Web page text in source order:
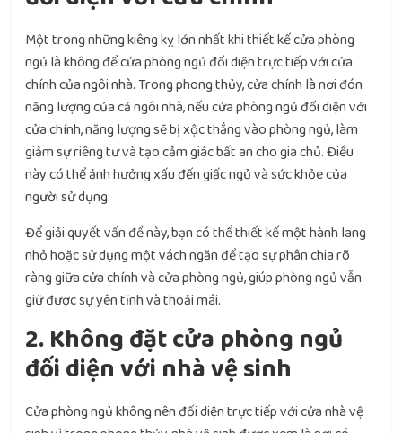
Một trong những kiêng kỵ lớn nhất khi thiết kế cửa phòng
ngủ là không để cửa phòng ngủ đối diện trực tiếp với cửa
chính của ngôi nhà. Trong phong thủy, cửa chính là nơi đón
năng lượng của cả ngôi nhà, nếu cửa phòng ngủ đối diện với
cửa chính, năng lượng sẽ bị xộc thẳng vào phòng ngủ, làm
giảm sự riêng tư và tạo cảm giác bất an cho gia chủ. Điều
này có thể ảnh hưởng xấu đến giấc ngủ và sức khỏe của
người sử dụng.
Để giải quyết vấn đề này, bạn có thể thiết kế một hành lang
nhỏ hoặc sử dụng một vách ngăn để tạo sự phân chia rõ
ràng giữa cửa chính và cửa phòng ngủ, giúp phòng ngủ vẫn
giữ được sự yên tĩnh và thoải mái.
2. Không đặt cửa phòng ngủ
đối diện với nhà vệ sinh
Cửa phòng ngủ không nên đối diện trực tiếp với cửa nhà vệ